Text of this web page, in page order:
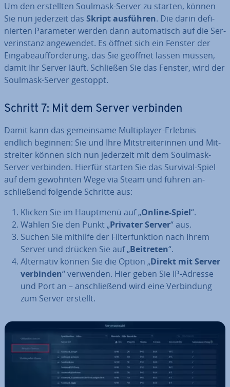
Um den er­stell­ten Soulmask-Server zu starten, können
Sie nun jederzeit das Skript ausführen. Die darin de­fi­
nier­ten Parameter werden dann au­to­ma­tisch auf die Ser­
ver­in­stanz an­ge­wen­det. Es öffnet sich ein Fenster der
Ein­ga­be­auf­for­de­rung, das Sie geöffnet lassen müssen,
damit Ihr Server läuft. Schließen Sie das Fenster, wird der
Soulmask-Server gestoppt.
Schritt 7: Mit dem Server verbinden
Damit kann das ge­mein­sa­me Mul­ti­play­er-Erlebnis
endlich beginnen: Sie und Ihre Mit­strei­te­rin­nen und Mit­
strei­ter können sich nun jederzeit mit dem Soulmask-
Server verbinden. Hierfür starten Sie das Survival-Spiel
auf dem gewohnten Wege via Steam und führen an­
schlie­ßend folgende Schritte aus:
Klicken Sie im Hauptmenü auf „Online-Spiel“.
Wählen Sie den Punkt „Privater Server“ aus.
Suchen Sie mithilfe der Fil­ter­funk­ti­on nach Ihrem
Server und drücken Sie auf „Beitreten“.
Al­ter­na­tiv können Sie die Option „Direkt mit Server
verbinden“ verwenden. Hier geben Sie IP-Adresse
und Port an – an­schlie­ßend wird eine Ver­bin­dung
zum Server erstellt.